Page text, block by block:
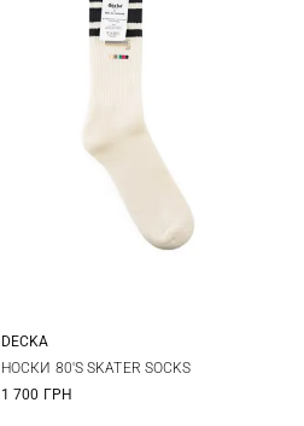
2
DECKA
НОСКИ 80'S SKATER SOCKS
1 700 ГРН